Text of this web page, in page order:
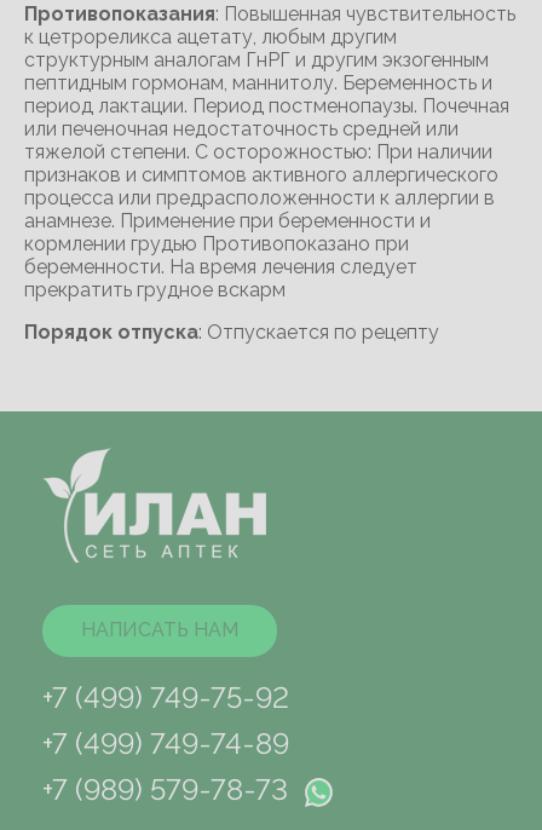
Противопоказания: Повышенная чувствительность
к цетрореликса ацетату, любым другим
структурным аналогам ГнРГ и другим экзогенным
пептидным гормонам, маннитолу. Беременность и
период лактации. Период постменопаузы. Почечная
или печеночная недостаточность средней или
тяжелой степени. С осторожностью: При наличии
признаков и симптомов активного аллергического
процесса или предрасположенности к аллергии в
анамнезе. Применение при беременности и
кормлении грудью Противопоказано при
беременности. На время лечения следует
прекратить грудное вскарм
Порядок отпуска: Отпускается по рецепту
НАПИСАТЬ НАМ
+7 (499) 749-75-92
+7 (499) 749-74-89
+7 (989) 579-78-73